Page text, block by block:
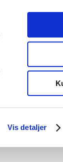
Vis detaljer
Særlige